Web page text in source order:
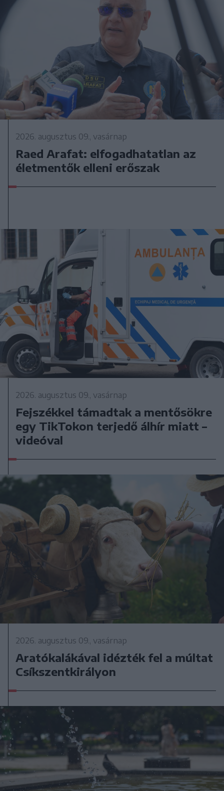
2026. augusztus 09., vasárnap
Raed Arafat: elfogadhatatlan az
életmentők elleni erőszak
2026. augusztus 09., vasárnap
Fejszékkel támadtak a mentősökre
egy TikTokon terjedő álhír miatt –
videóval
2026. augusztus 09., vasárnap
Aratókalákával idézték fel a múltat
Csíkszentkirályon